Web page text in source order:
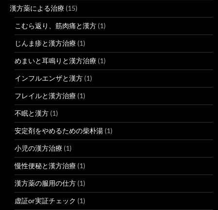
漢方薬による治療 (15)
こむら返り、筋肉痛と漢方 (1)
じんま疹と漢方治療 (1)
めまいと耳鳴りと漢方治療 (1)
インフルエンザと漢方 (1)
フレイルと漢方治療 (1)
不眠と漢方 (1)
安定剤をやめるための柴朴湯 (1)
小児の漢方治療 (1)
慢性便秘と漢方治療 (1)
漢方薬の服用の仕方 (1)
虚証or実証チェック (1)